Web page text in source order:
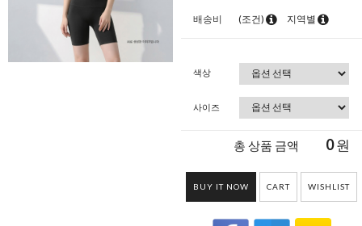
배송비 (조건) 지역별
색상
사이즈
총 상품 금액 0원
BUY IT NOW CART WISHLIST